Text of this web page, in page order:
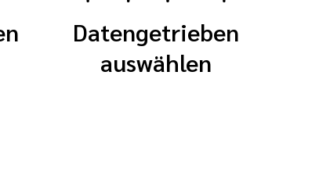
Datengetrieben
auswählen